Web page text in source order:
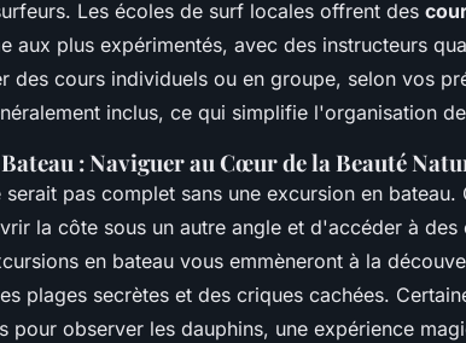
Les écoles de surf locales offrent des
aux plus expérimentés, avec des instructeurs
des cours individuels ou en groupe, selon vos
inclus, ce qui simplifie l'organisation
: Naviguer au Cœur de la Beauté
pas complet sans une excursion en bateau.
la côte sous un autre angle et d'accéder à des
en bateau vous emmèneront à la
plages secrètes et des criques cachées.
pour observer les dauphins, une expérience